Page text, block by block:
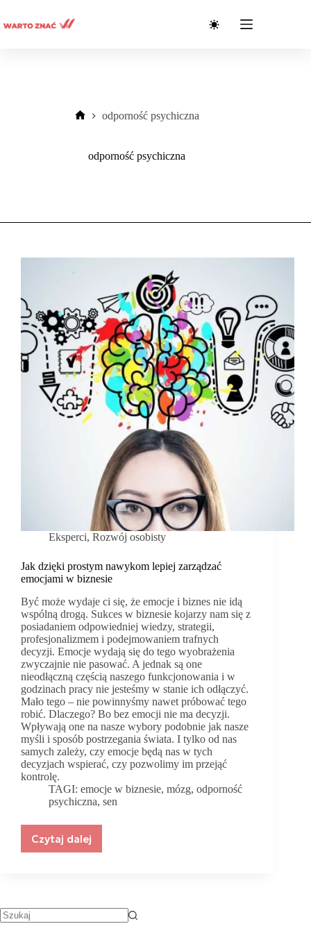
treści
odporność psychiczna
odporność psychiczna
Eksperci, Rozwój osobisty
Jak dzięki prostym nawykom lepiej zarządzać
emocjami w biznesie
Być może wydaje ci się, że emocje i biznes nie idą
wspólną drogą. Sukces w biznesie kojarzy nam się z
posiadaniem odpowiedniej wiedzy, strategii,
profesjonalizmem i podejmowaniem trafnych
decyzji. Emocje wydają się do tego wyobrażenia
zwyczajnie nie pasować. A jednak są one
nieodłączną częścią naszego funkcjonowania i w
godzinach pracy nie jesteśmy w stanie ich odłączyć.
Mało tego – nie powinnyśmy nawet próbować tego
robić. Dlaczego? Bo bez emocji nie ma decyzji.
Wpływają one na nasze wybory podobnie jak nasze
myśli i sposób postrzegania świata. I tylko od nas
samych zależy, czy emocje będą nas w tych
decyzjach wspierać, czy pozwolimy im przejąć
kontrolę.
TAGI: emocje w biznesie,mózg,odporność
psychiczna, sen
Czytaj dalej
Jak
zarządzać
emocjami